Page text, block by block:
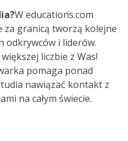
W educations.com
za granicą tworzą kolejne
odkrywców i liderów.
liczbie z Was!
pomaga ponad
nawiązać kontakt z
na całym świecie.